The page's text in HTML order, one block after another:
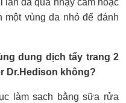
da quá nhạy cảm hoặc
vùng da nhỏ để đánh
dung dịch tẩy trang 2
Dr.Hedison không?
làm sạch bằng sữa rửa